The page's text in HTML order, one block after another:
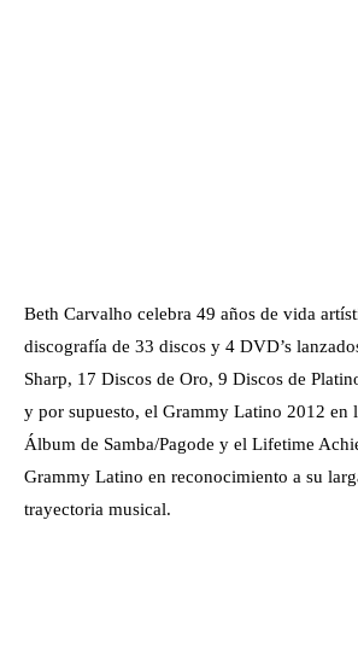
Beth Carvalho celebra 49 años de vida
discografía de 33 discos y 4 DVD’s
Sharp, 17 Discos de Oro, 9 Discos de
y por supuesto, el Grammy Latino 2012 en
Álbum de Samba/Pagode y el Lifetime
Grammy Latino en reconocimiento a su
trayectoria musical.